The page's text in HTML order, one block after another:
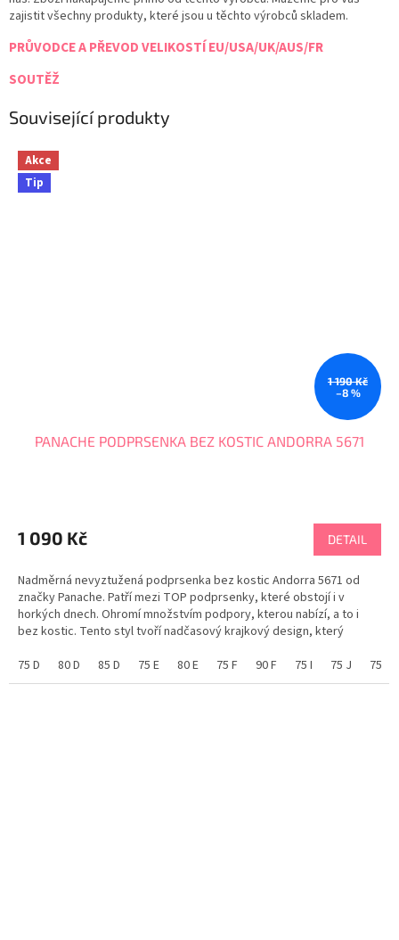
zajistit všechny produkty, které jsou u těchto výrobců skladem.
PRŮVODCE A PŘEVOD VELIKOSTÍ EU/USA/UK/AUS/FR
SOUTĚŽ
Související produkty
Akce
Tip
1 190 Kč
–8 %
PANACHE PODPRSENKA BEZ KOSTIC ANDORRA 5671
1 090 Kč DETAIL
Nadměrná nevyztužená podprsenka bez kostic Andorra 5671 od
značky Panache. Patří mezi TOP podprsenky, které obstojí i v
horkých dnech. Ohromí množstvím podpory, kterou nabízí, a to i
bez kostic. Tento styl tvoří nadčasový krajkový design, který
75 D
80 D 85 D 75 E 80 E 75 F 90 F 75 I 75 J 75 M